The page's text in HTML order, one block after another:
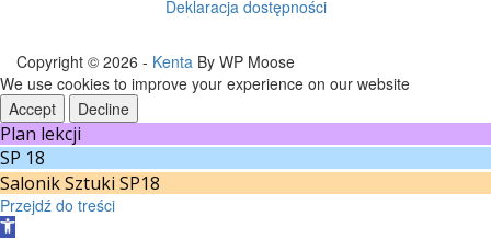
Deklaracja dostępności
Copyright © 2026 - Kenta By WP Moose
We use cookies to improve your experience on our website
Accept
Decline
Plan lekcji
SP 18
Salonik Sztuki SP18
Przejdź do treści
Otwórz